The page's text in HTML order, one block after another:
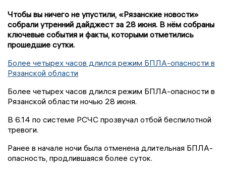
Чтобы вы ничего не упустили, «Рязанские новости»
собрали утренний дайджест за 28 июня. В нём собраны
ключевые события и факты, которыми отметились
прошедшие сутки.
Более четырех часов длился режим БПЛА-опасности в
Рязанской области
Более четырех часов длился режим БПЛА-опасности в
Рязанской области ночью 28 июня.
В 6.14 по системе РСЧС прозвучал отбой беспилотной
тревоги.
Ранее в начале ночи была отменена длительная БПЛА-
опасность, продлившаяся более суток.